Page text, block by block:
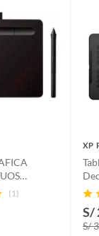
para
OTG
PEN 4K
(1)
XP
S/
S/